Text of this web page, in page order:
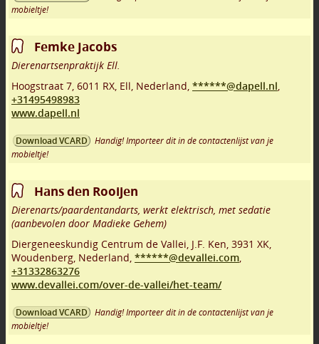
mobieltje!
Femke Jacobs
Dierenartsenpraktijk Ell.
Hoogstraat 7 6011 RX Ell Nederland, ******@dapell.nl
+31495498983
www.dapell.nl
Download VCARD
Handig! Importeer dit in de contactenlijst van je
mobieltje!
Hans den Rooijen
Dierenarts/paardentandarts, werkt elektrisch, met sedatie
(aanbevolen door Madieke Gehem)
Diergeneeskundig Centrum de Vallei, J.F. Ken 3931 XK
Woudenberg Nederland, ******@devallei.com
+31332863276
www.devallei.com/over-de-vallei/het-team/
Download VCARD
Handig! Importeer dit in de contactenlijst van je
mobieltje!